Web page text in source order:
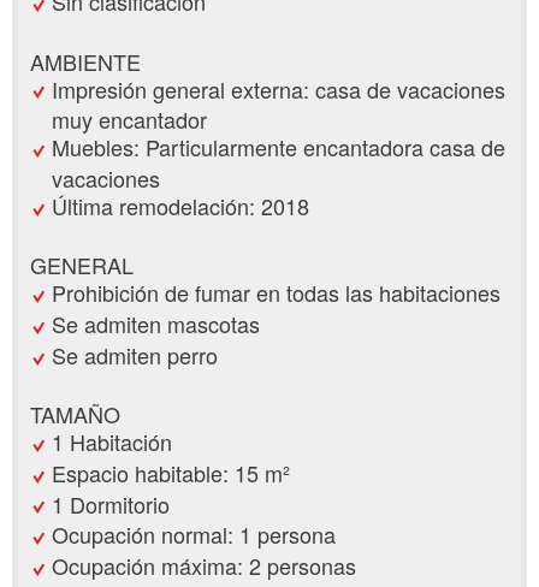
AMBIENTE
Impresión general externa: casa de vacaciones
muy encantador
Muebles: Particularmente encantadora casa de
vacaciones
Última remodelación: 2018
GENERAL
Prohibición de fumar en todas las habitaciones
Se admiten mascotas
Se admiten perro
TAMAÑO
1 Habitación
Espacio habitable: 15 m²
1 Dormitorio
Ocupación normal: 1 persona
Ocupación máxima: 2 personas